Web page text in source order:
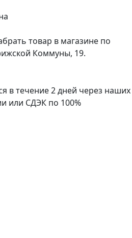
товар в магазине по
Коммуны, 19.
в течение 2 дней через наших
или СДЭК по 100%